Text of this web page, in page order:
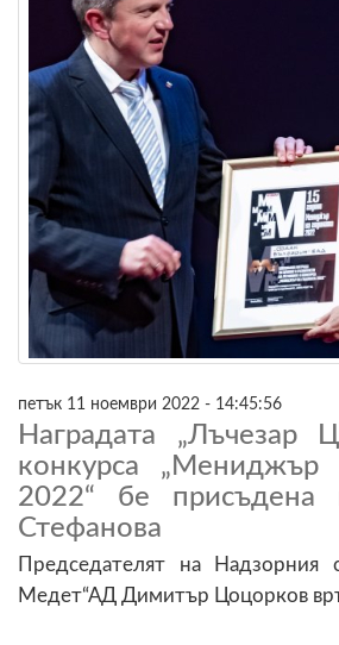
петък 11 ноември 2022 - 14:45:56
Наградата „Лъчезар
конкурса „Мениджър
2022“ бе присъдена
Стефанова
Председателят на Надзорния
Медет“АД Димитър Цоцорков